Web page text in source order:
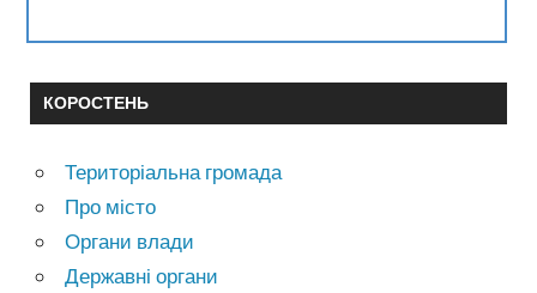
КОРОСТЕНЬ
Територіальна громада
Про місто
Органи влади
Державні органи